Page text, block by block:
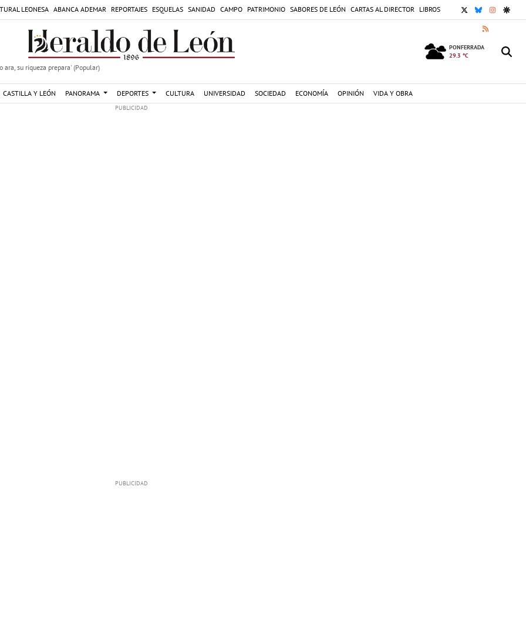
LEONESA ABANCA ADEMAR REPORTAJES ESQUELAS SANIDAD CAMPO PATRIMONIO SABORES DE LEÓN CARTAS AL DIRECTOR LIBROS X BLUESKY
RSS
ara, su riqueza prepara' (Popular)
PONFERRADA
29.3 °C
CASTILLA Y LEÓN PANORAMA DEPORTES CULTURA UNIVERSIDAD SOCIEDAD ECONOMÍA OPINIÓN VIDA Y OBRA